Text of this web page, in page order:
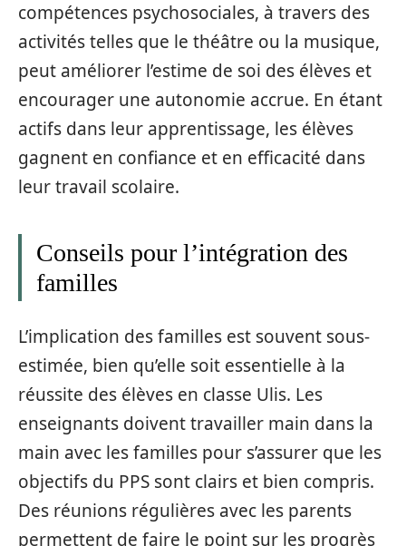
compétences psychosociales, à travers des
activités telles que le théâtre ou la musique,
peut améliorer l’estime de soi des élèves et
encourager une autonomie accrue. En étant
actifs dans leur apprentissage, les élèves
gagnent en confiance et en efficacité dans
leur travail scolaire.
Conseils pour l’intégration des
familles
L’implication des familles est souvent sous-
estimée, bien qu’elle soit essentielle à la
réussite des élèves en classe Ulis. Les
enseignants doivent travailler main dans la
main avec les familles pour s’assurer que les
objectifs du PPS sont clairs et bien compris.
Des réunions régulières avec les parents
permettent de faire le point sur les progrès